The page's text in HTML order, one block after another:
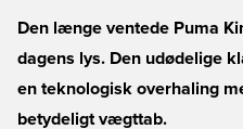
Den længe ventede Puma
dagens lys. Den udødelige
en teknologisk overhaling
betydeligt vægttab.